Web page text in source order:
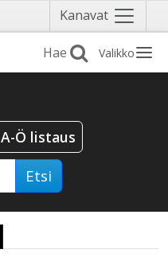
Kanavat Näytä
valikko
Valikko
A-Ö listaus
Etsi